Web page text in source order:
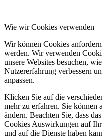
Wie wir Cookies verwenden
Wir können Cookies
werden. Wir verwenden
unsere Websites besuchen,
Nutzererfahrung verbessern
anpassen.
Klicken Sie auf die
mehr zu erfahren. Sie können
ändern. Beachten Sie, dass
Cookies Auswirkungen auf
und auf die Dienste haben